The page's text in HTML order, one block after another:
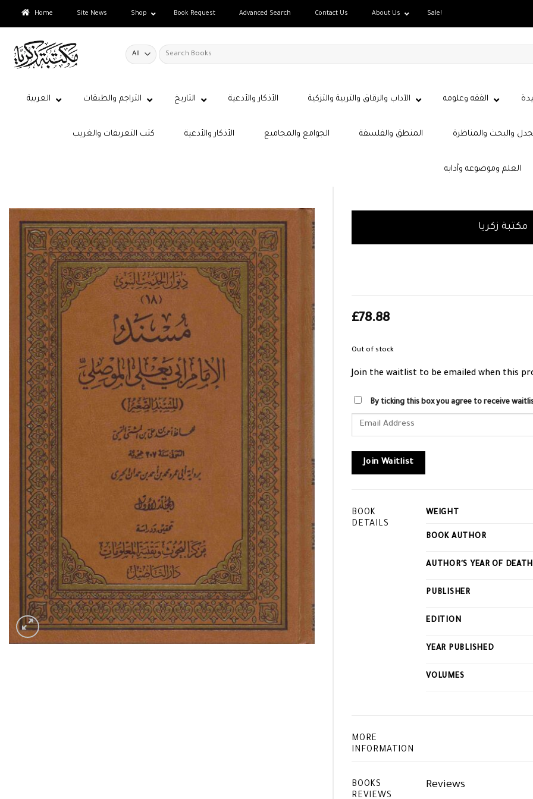
Home Site News Shop Book Request Advanced Search Contact Us About Us Sale!
Search
for:
الفقه وعلومه الآداب والرقاق والتربية والتزكية الأذكار والأدعية التاريخ التراجم والطبقات العربية
كتب التعريفات والغريب الأذكار والأدعية الجوامع والمجاميع المنطق والفلسفة والبحث والمناظرة
العلم وموضوعه وآدابه
مكتبة زكريا
£78.88
Out of stock
Join the waitlist to be emailed when this
By ticking this box you agree to receive
Enter
address
to
waitlist
for
Join Waitlist
BOOK
DETAILS
WEIGHT
BOOK AUTHOR
AUTHOR'S YEAR OF DEATH
PUBLISHER
EDITION
YEAR PUBLISHED
VOLUMES
MORE
INFORMATION
BOOKS
REVIEWS
Reviews